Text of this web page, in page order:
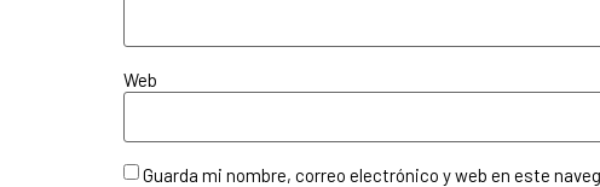
Web
Guarda mi nombre, correo electrónico y web en este